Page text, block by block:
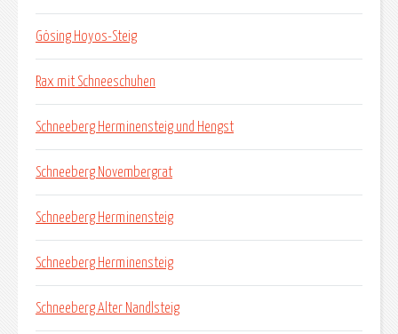
Gösing Hoyos-Steig
Rax mit Schneeschuhen
Schneeberg Herminensteig und Hengst
Schneeberg Novembergrat
Schneeberg Herminensteig
Schneeberg Herminensteig
Schneeberg Alter Nandlsteig